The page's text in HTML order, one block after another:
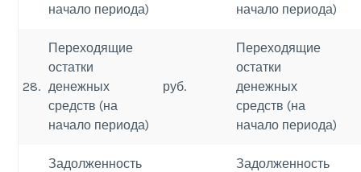
начало периода) начало периода)
28.
Переходящие
остатки
денежных
средств (на
начало периода)
руб.
Переходящие
остатки
денежных
средств (на
начало периода)
Задолженность
Задолженность